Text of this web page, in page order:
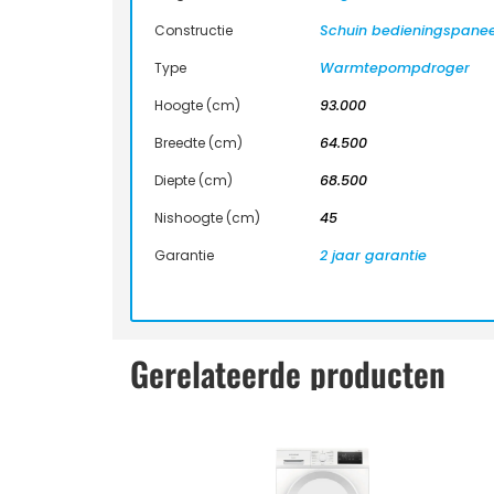
Constructie
Schuin
Type
Warmtepompdroger
Hoogte (cm)
93.000
Breedte (cm)
64.500
Diepte (cm)
68.500
Nishoogte (cm)
45
Garantie
2 jaar garantie
Gerelateerde producten